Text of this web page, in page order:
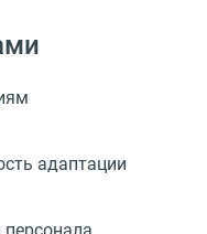
адаптации